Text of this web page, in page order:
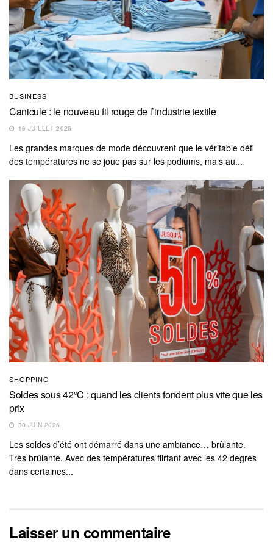
BUSINESS
Canicule : le nouveau fil rouge de l’industrie textile
16 JUILLET 2026
Les grandes marques de mode découvrent que le véritable défi
des températures ne se joue pas sur les podiums, mais au...
SHOPPING
Soldes sous 42°C : quand les clients fondent plus vite que les
prix
30 JUIN 2026
Les soldes d’été ont démarré dans une ambiance… brûlante.
Très brûlante. Avec des températures flirtant avec les 42 degrés
dans certaines...
Laisser un commentaire